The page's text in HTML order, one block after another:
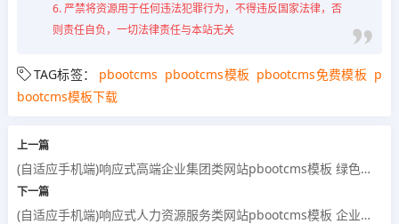
6. 严禁将资源用于任何违法犯罪行为，不得违反国家法律，否
则责任自负，一切法律责任与本站无关
TAG标签： pbootcms pbootcms模板 pbootcms免费模板 p
bootcms模板下载
上一篇
(自适应手机端)响应式高端企业集团类网站pbootcms模板 绿色新能源产业集团网站源码
下一篇
(自适应手机端)响应式人力资源服务类网站pbootcms模板 企业管理网站源码